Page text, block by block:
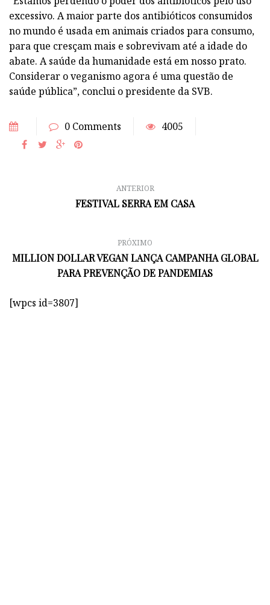
excessivo. A maior parte dos antibióticos consumidos
no mundo é usada em animais criados para consumo,
para que cresçam mais e sobrevivam até a idade do
abate. A saúde da humanidade está em nosso prato.
Considerar o veganismo agora é uma questão de
saúde pública”, conclui o presidente da SVB.
0 Comments 4005
ANTERIOR
FESTIVAL SERRA EM CASA
PRÓXIMO
MILLION DOLLAR VEGAN LANÇA CAMPANHA GLOBAL
PARA PREVENÇÃO DE PANDEMIAS
[wpcs id=3807]